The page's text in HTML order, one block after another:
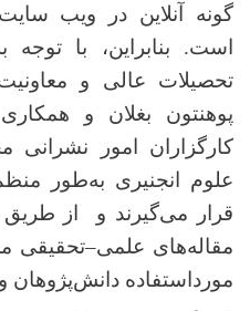
گونه آنلاین در ویب
است. بنابراین، با
تحصیلات عالی و
پوهنتون بغلان و
کارگزاران امور نشرانی
علوم انجنیری به‌طور
قرار می‌گیرند و از طریق
مقاله‌های علمی–تحقیقی
مورداستفاده دانش‌پژوهان